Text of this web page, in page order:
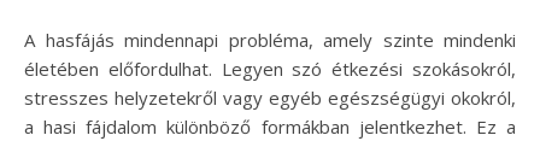
A hasfájás mindennapi probléma, amely szinte mindenki
életében előfordulhat. Legyen szó étkezési szokásokról,
stresszes helyzetekről vagy egyéb egészségügyi okokról,
a hasi fájdalom különböző formákban jelentkezhet. Ez a